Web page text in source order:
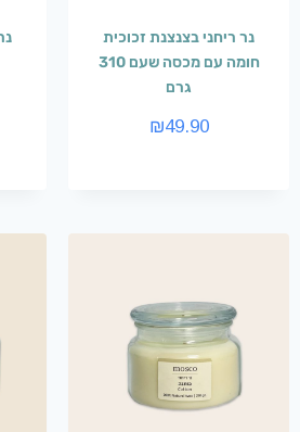
נר ריחני בצנצנת זכוכית
חומה עם מכסה שעם 310
גרם
₪49.90